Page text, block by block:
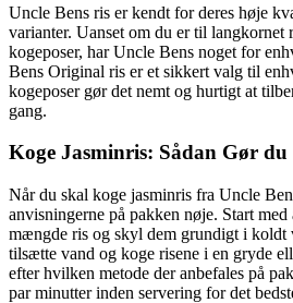
Uncle Bens ris er kendt for deres høje
varianter. Uanset om du er til langkornet
kogeposer, har Uncle Bens noget for
Bens Original ris er et sikkert valg til
kogeposer gør det nemt og hurtigt at
gang.
Koge Jasminris: Sådan Gør du
Når du skal koge jasminris fra Uncle
anvisningerne på pakken nøje. Start med
mængde ris og skyl dem grundigt i koldt
tilsætte vand og koge risene i en gryde
efter hvilken metode der anbefales på
par minutter inden servering for det